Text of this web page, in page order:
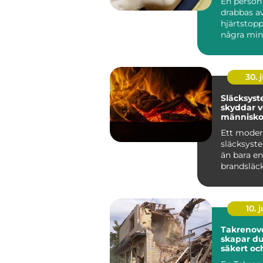
drabbas
några
hinner...
30.
skyddar
Ett
än bara en
som ...
10.
skapar
säkert